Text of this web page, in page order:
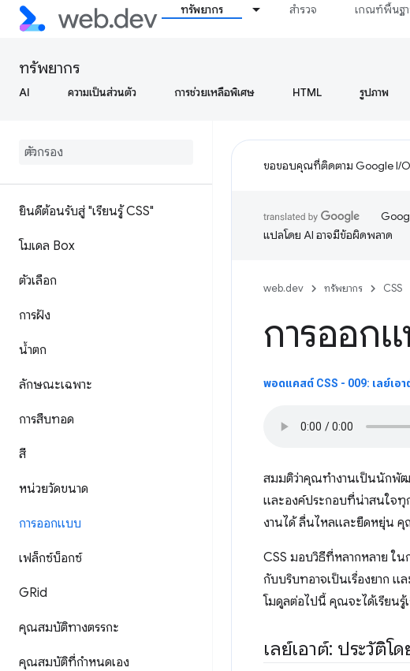
ทรัพยากร สำรวจ เกณฑ์พื้นฐ
ทรัพยากร
AI ความเป็นส่วนตัว การช่วยเหลือพิเศษ HTML รูปภาพ
ยินดีต้อนรับสู่ "เรียนรู้ CSS"
โมเดล Box
ตัวเลือก
การฝัง
น้ำตก
ลักษณะเฉพาะ
การสืบทอด
สี
หน่วยวัดขนาด
การออกแบบ
เฟล็กซ์บ็อกซ์
GRid
คุณสมบัติทางตรรกะ
คุณสมบัติที่กําหนดเอง
ขอขอบคุณที่ติดตาม Google I/O
แปลโดย AI อาจมีข้อผิดพลาด
web.dev ทรัพยากร CSS
การออก
พอดแคสต์ CSS - 009: เลย์เอา
สมมติว่าคุณทำงานเป็นนักพัฒ
และองค์ประกอบที่น่าสนใจทุก
งานได้ ลื่นไหลและยืดหยุ่น คุ
CSS มอบวิธีที่หลากหลาย ใ
กับบริบทอาจเป็นเรื่องยาก แ
โมดูลต่อไปนี้ คุณจะได้เรียนรู้
เลย์เอาต์: ประวัติโ